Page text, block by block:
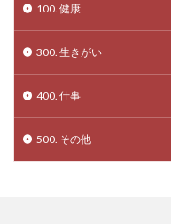
100. 健康
300. 生きがい
400. 仕事
500. その他